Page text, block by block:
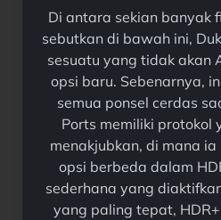
Di antara sekian banyak
sebutkan di bawah ini,
sesuatu yang tidak akan
opsi baru. Sebenarnya,
semua ponsel cerdas
Ports memiliki protokol
menakjubkan, di mana
opsi berbeda dalam
sederhana yang
yang paling tepat,